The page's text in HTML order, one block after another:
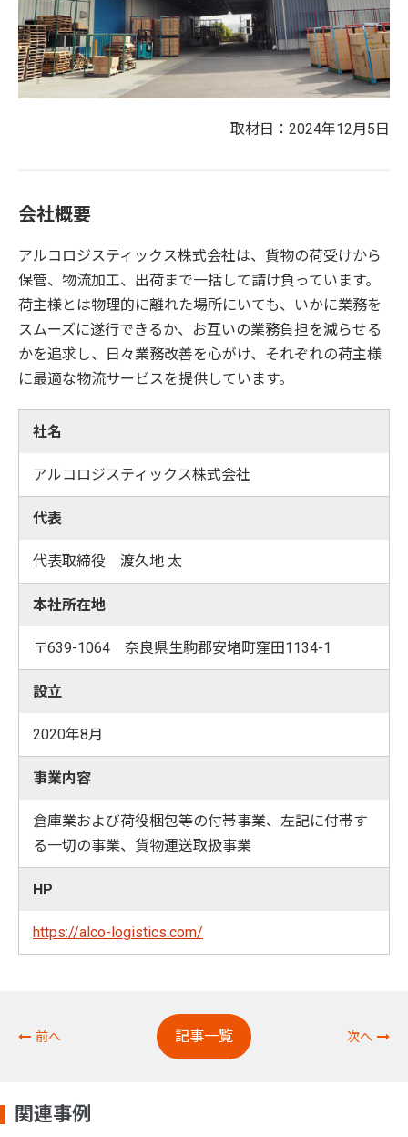
取材日：2024年12月5日
会社概要
アルコロジスティックス株式会社は、貨物の荷受けから
保管、物流加工、出荷まで一括して請け負っています。
荷主様とは物理的に離れた場所にいても、いかに業務を
スムーズに遂行できるか、お互いの業務負担を減らせる
かを追求し、日々業務改善を心がけ、それぞれの荷主様
に最適な物流サービスを提供しています。
社名
アルコロジスティックス株式会社
代表
代表取締役 渡久地 太
本社所在地
〒639-1064 奈良県生駒郡安堵町窪田1134-1
設立
2020年8月
事業内容
倉庫業および荷役梱包等の付帯事業、左記に付帯す
る一切の事業、貨物運送取扱事業
HP
https://alco-logistics.com/
前へ 記事一覧 次へ
関連事例